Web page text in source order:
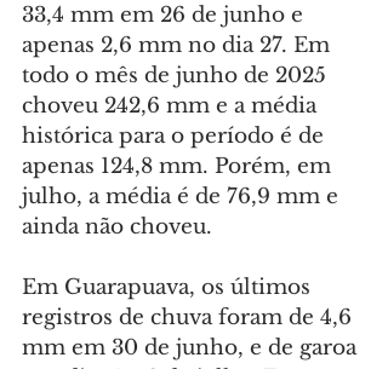
33,4 mm em 26 de junho e
apenas 2,6 mm no dia 27. Em
todo o mês de junho de 2025
choveu 242,6 mm e a média
histórica para o período é de
apenas 124,8 mm. Porém, em
julho, a média é de 76,9 mm e
ainda não choveu.
Em Guarapuava, os últimos
registros de chuva foram de 4,6
mm em 30 de junho, e de garoa